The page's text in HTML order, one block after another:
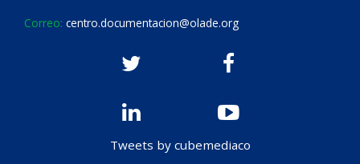
Correo: centro.documentacion@olade.org
Tweets by cubemediaco